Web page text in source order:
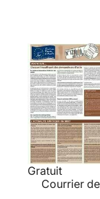
Gratuit
Courrier de